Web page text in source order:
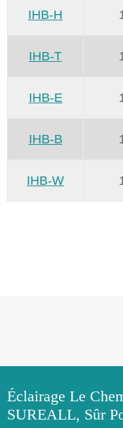
IHB-H
IHB-T
IHB-E
IHB-B
IHB-W
Éclairage Le
SUREALL, Sûr